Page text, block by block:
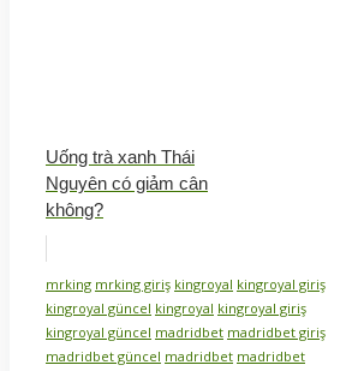
Uống trà xanh Thái
Nguyên có giảm cân
không?
mrking mrking giriş kingroyal kingroyal giriş
kingroyal güncel kingroyal kingroyal giriş
kingroyal güncel madridbet madridbet giriş
madridbet güncel madridbet madridbet